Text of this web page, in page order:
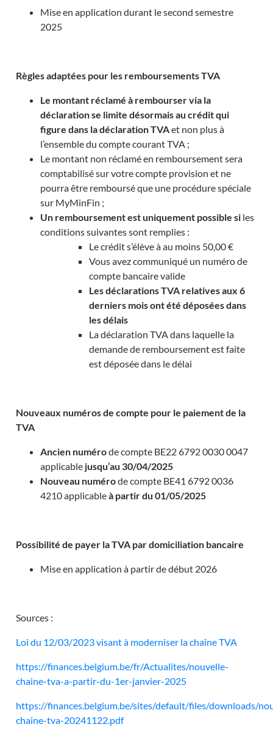
Mise en application durant le second semestre
2025
Règles adaptées pour les remboursements TVA
Le montant réclamé à rembourser via la
déclaration se limite désormais au crédit qui
figure dans la déclaration TVAet non plus à
l’ensemble du compte courant TVA ;
Le montant non réclamé en remboursement sera
comptabilisé sur votre compte provision et ne
pourra être remboursé que une procédure spéciale
sur MyMinFin ;
Un remboursement est uniquement possible si les
conditions suivantes sont remplies :
Le crédit s’élève à au moins 50,00 €
Vous avez communiqué un numéro de
compte bancaire valide
Les déclarations TVA relatives aux 6
derniers mois ont été déposées dans
les délais
La déclaration TVA dans laquelle la
demande de remboursement est faite
est déposée dans le délai
Nouveaux numéros de compte pour le paiement de la
TVA
Ancien numérode compte BE22 6792 0030 0047
applicable jusqu’au 30/04/2025
Nouveau numérode compte BE41 6792 0036
4210 applicableà partir du 01/05/2025
Possibilité de payer la TVA par domiciliation bancaire
Mise en application à partir de début 2026
Sources :
Loi du 12/03/2023 visant à moderniser la chaîne TVA
https://finances.belgium.be/fr/Actualites/nouvelle-
chaine-tva-a-partir-du-1er-janvier-2025
https://finances.belgium.be/sites/default/files/downloads/
chaine-tva-20241122.pdf